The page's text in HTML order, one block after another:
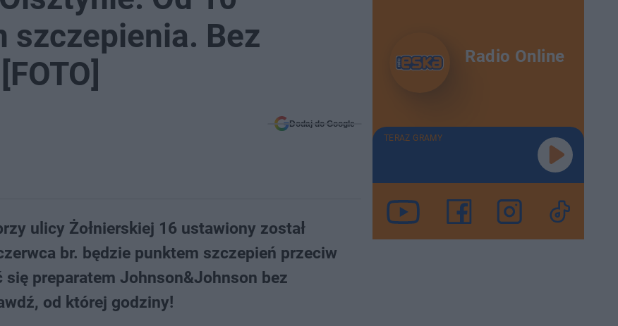
szczepienia. Bez
Dodaj do Google
ulicy Żołnierskiej 16 ustawiony został
br. będzie punktem szczepień przeciw
preparatem Johnson&Johnson bez
od której godziny!
Radio Online
TERAZ GRAMY